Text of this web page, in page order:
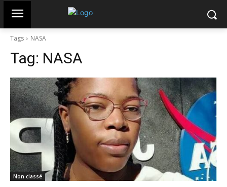
Tags NASA
Tag: NASA
Non classé